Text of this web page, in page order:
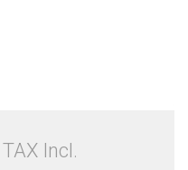
TAX Incl.